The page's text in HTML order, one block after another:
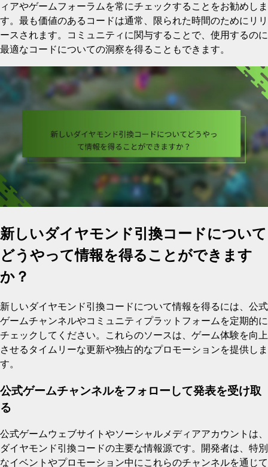
ィアやゲームフォーラムを常にチェックすることをお勧めしま
す。最も価値のあるコードは通常、限られた時間のためにリリ
ースされます。コミュニティに関与することで、使用するのに
最適なコードについての洞察を得ることもできます。
新しいダイヤモンド引換コードについて
どうやって情報を得ることができます
か？
新しいダイヤモンド引換コードについて情報を得るには、公式
ゲームチャンネルやコミュニティプラットフォームを定期的に
チェックしてください。これらのソースは、ゲーム体験を向上
させるタイムリーな更新や独占的なプロモーションを提供しま
す。
公式ゲームチャンネルをフォローして発表を受け取
る
公式ゲームウェブサイトやソーシャルメディアアカウントは、
ダイヤモンド引換コードの主要な情報源です。開発者は、特別
なイベントやプロモーション中にこれらのチャンネルを通じて